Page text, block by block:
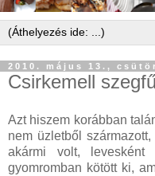
2010. május 13.,
Csirkemell
Azt hiszem korábban
nem üzletből
akármi volt, levesként
gyomromban kötött ki,